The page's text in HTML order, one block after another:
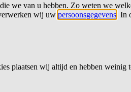
we van u hebben. Zo weten we
wij uw persoonsgegevens . In
plaatsen wij altijd en hebben weinig